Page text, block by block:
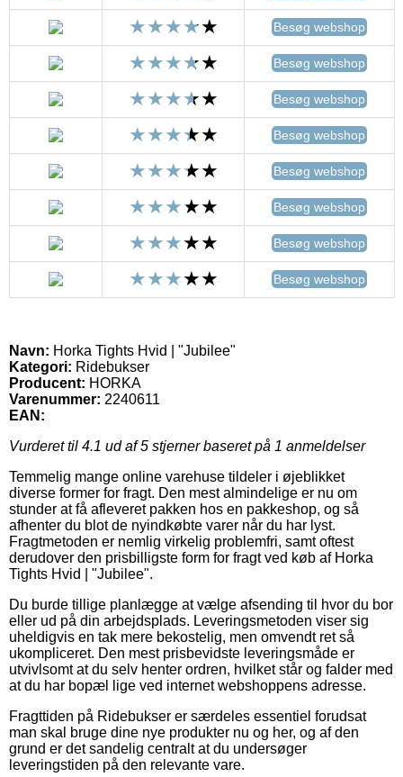
Besøg webshop
Besøg webshop
Besøg webshop
Besøg webshop
Besøg webshop
Besøg webshop
Besøg webshop
Besøg webshop
Navn: Horka Tights Hvid | "Jubilee"
Kategori: Ridebukser
Producent: HORKA
Varenummer: 2240611
EAN:
Vurderet til 4.1 ud af 5 stjerner baseret på 1 anmeldelser
Temmelig mange online varehuse tildeler i øjeblikket
diverse former for fragt. Den mest almindelige er nu om
stunder at få afleveret pakken hos en pakkeshop, og så
afhenter du blot de nyindkøbte varer når du har lyst.
Fragtmetoden er nemlig virkelig problemfri, samt oftest
derudover den prisbilligste form for fragt ved køb af Horka
Tights Hvid | "Jubilee".
Du burde tillige planlægge at vælge afsending til hvor du bor
eller ud på din arbejdsplads. Leveringsmetoden viser sig
uheldigvis en tak mere bekostelig, men omvendt ret så
ukompliceret. Den mest prisbevidste leveringsmåde er
utvivlsomt at du selv henter ordren, hvilket står og falder med
at du har bopæl lige ved internet webshoppens adresse.
Fragttiden på Ridebukser er særdeles essentiel forudsat
man skal bruge dine nye produkter nu og her, og af den
grund er det sandelig centralt at du undersøger
leveringstiden på den relevante vare.